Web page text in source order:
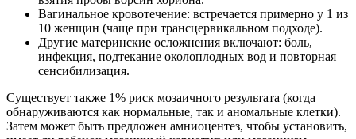
Вагинальное кровотечение: встречается примерно у 1 из
10 женщин (чаще при трансцервикальном подходе).
Другие материнские осложнения включают: боль,
инфекция, подтекание околоплодных вод и повторная
сенсибилизация.
Существует также 1% риск мозаичного результата (когда
обнаруживаются как нормальные, так и аномальные клетки).
Затем может быть предложен амниоцентез, чтобы установить,